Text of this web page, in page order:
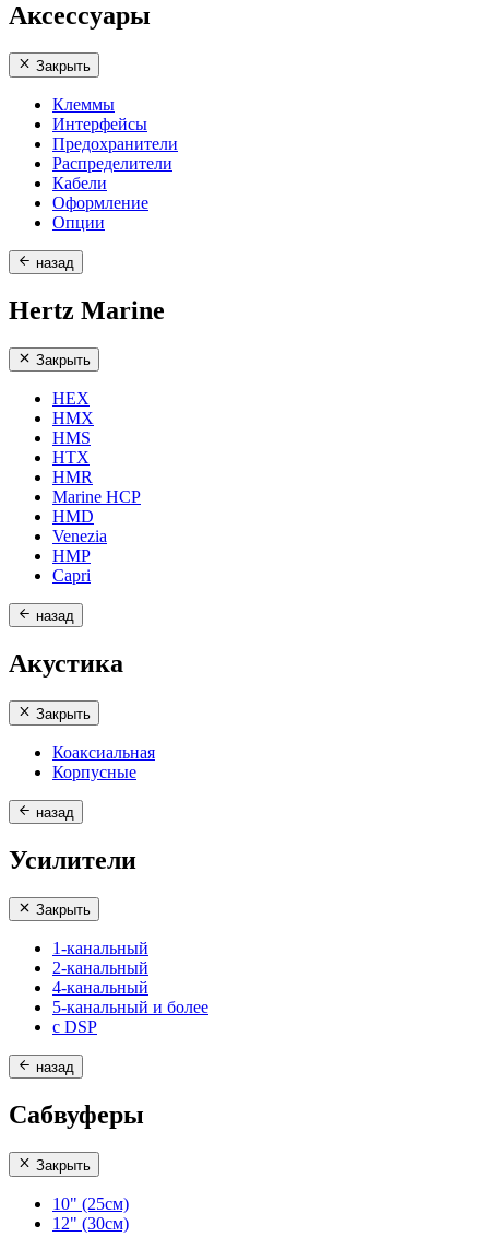
Аксессуары
Закрыть
Клеммы
Интерфейсы
Предохранители
Распределители
Кабели
Оформление
Опции
назад
Hertz Marine
Закрыть
HEX
HMX
HMS
HTX
HMR
Marine HCP
HMD
Venezia
HMP
Capri
назад
Акустика
Закрыть
Коаксиальная
Корпусные
назад
Усилители
Закрыть
1-канальный
2-канальный
4-канальный
5-канальный и более
с DSP
назад
Сабвуферы
Закрыть
10" (25см)
12" (30см)